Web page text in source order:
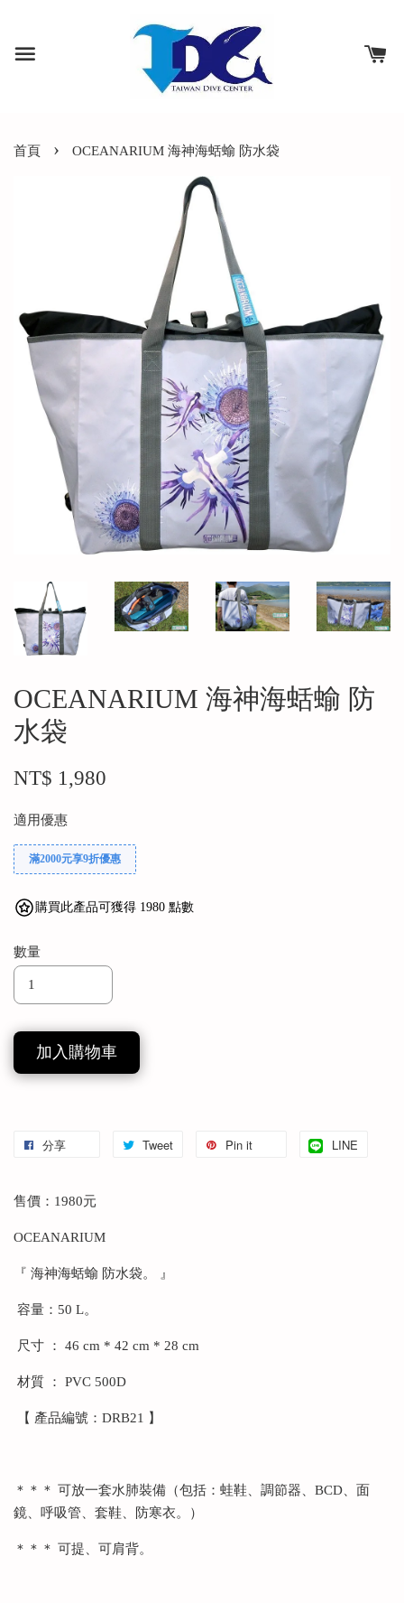
首頁 › OCEANARIUM 海神海蛞蝓 防水袋
OCEANARIUM 海神海蛞蝓 防
水袋
NT$ 1,980
適用優惠
滿2000元享9折優惠
購買此產品可獲得 1980 點數
數量
加入購物車
分享 Tweet Pin it LINE
售價：1980元
OCEANARIUM
『 海神海蛞蝓 防水袋。 』
容量：50 L。
尺寸 ： 46 cm * 42 cm * 28 cm
材質 ： PVC 500D
【 產品編號：DRB21 】
＊＊＊ 可放一套水肺裝備（包括：蛙鞋、調節器、BCD、面
鏡、呼吸管、套鞋、防寒衣。）
＊＊＊ 可提、可肩背。